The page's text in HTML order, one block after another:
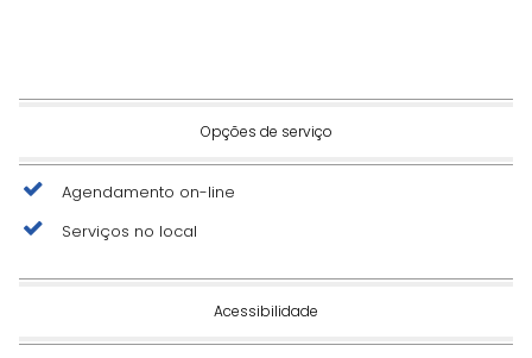
Opções de serviço
Agendamento on-line
Serviços no local
Acessibilidade